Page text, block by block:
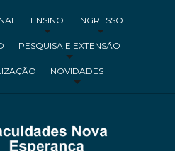
ENSINO INGRESSO
PESQUISA E EXTENSÃO
NOVIDADES